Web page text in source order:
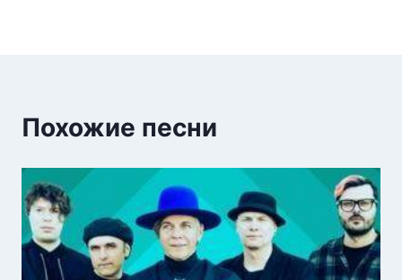
Похожие песни